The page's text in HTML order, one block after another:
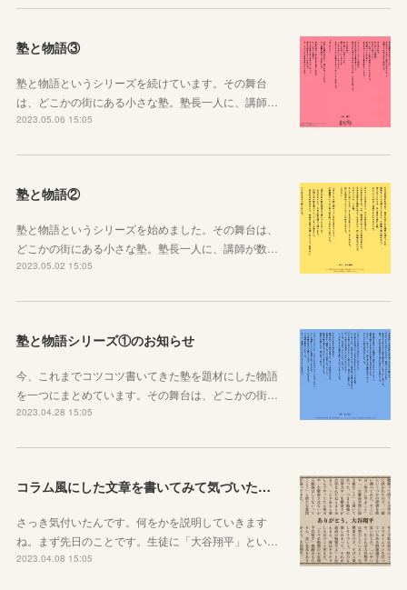
塾と物語③
塾と物語というシリーズを続けています。その舞台
は、どこかの街にある小さな塾。塾長一人に、講師…
2023.05.06 15:05
塾と物語②
塾と物語というシリーズを始めました。その舞台は、
どこかの街にある小さな塾。塾長一人に、講師が数…
2023.05.02 15:05
塾と物語シリーズ①のお知らせ
今、これまでコツコツ書いてきた塾を題材にした物語
を一つにまとめています。その舞台は、どこかの街…
2023.04.28 15:05
コラム風にした文章を書いてみて気づいたこと
さっき気付いたんです。何をかを説明していきます
ね。まず先日のことです。生徒に「大谷翔平」とい…
2023.04.08 15:05